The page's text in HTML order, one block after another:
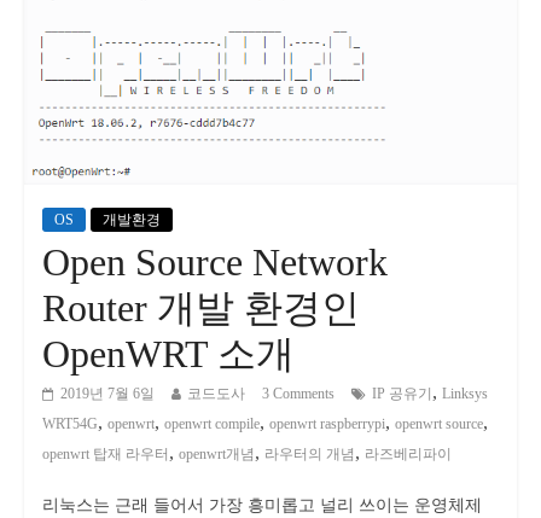
OS 개발환경
Open Source Network
Router 개발 환경인
OpenWRT 소개
2019년 7월 6일 코드도사 3 Comments IP 공유기 , Linksys
WRT54G, openwrt, openwrt compile, openwrt raspberrypi, openwrt source,
openwrt 탑재 라우터 , openwrt개념 , 라우터의 개념 , 라즈베리파이
리눅스는 근래 들어서 가장 흥미롭고 널리 쓰이는 운영체제